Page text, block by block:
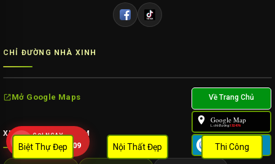
Biệt Thự Đẹp Nội Thất Đẹp Thi Công
CHỈ ĐƯỜNG NHÀ XINH
Mở Google Maps
XU HƯỚNG TÌM KIẾM
Google Map
L.chỉ đường:132476
Zalo
GỌI NGAY
0909 452 109